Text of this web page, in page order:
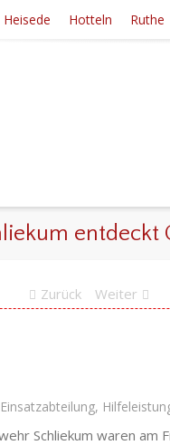
Heisede Hotteln Ruthe
entdeckt
Zurück Weiter
Einsatzabteilung,
Schliekum waren am